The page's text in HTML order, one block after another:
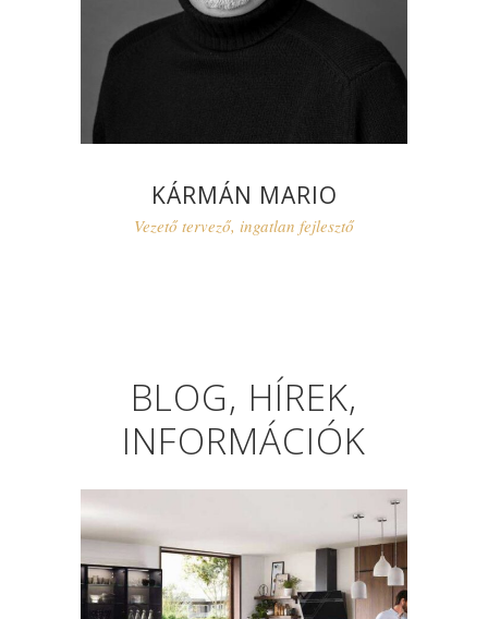
KÁRMÁN MARIO
Vezető tervező, ingatlan fejlesztő
BLOG, HÍREK,
INFORMÁCIÓK